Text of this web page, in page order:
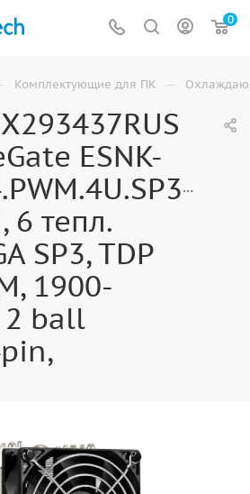
0
Комплектующие для ПК —
ESNK-
6 тепл.
SP3, TDP
1900-
2 ball